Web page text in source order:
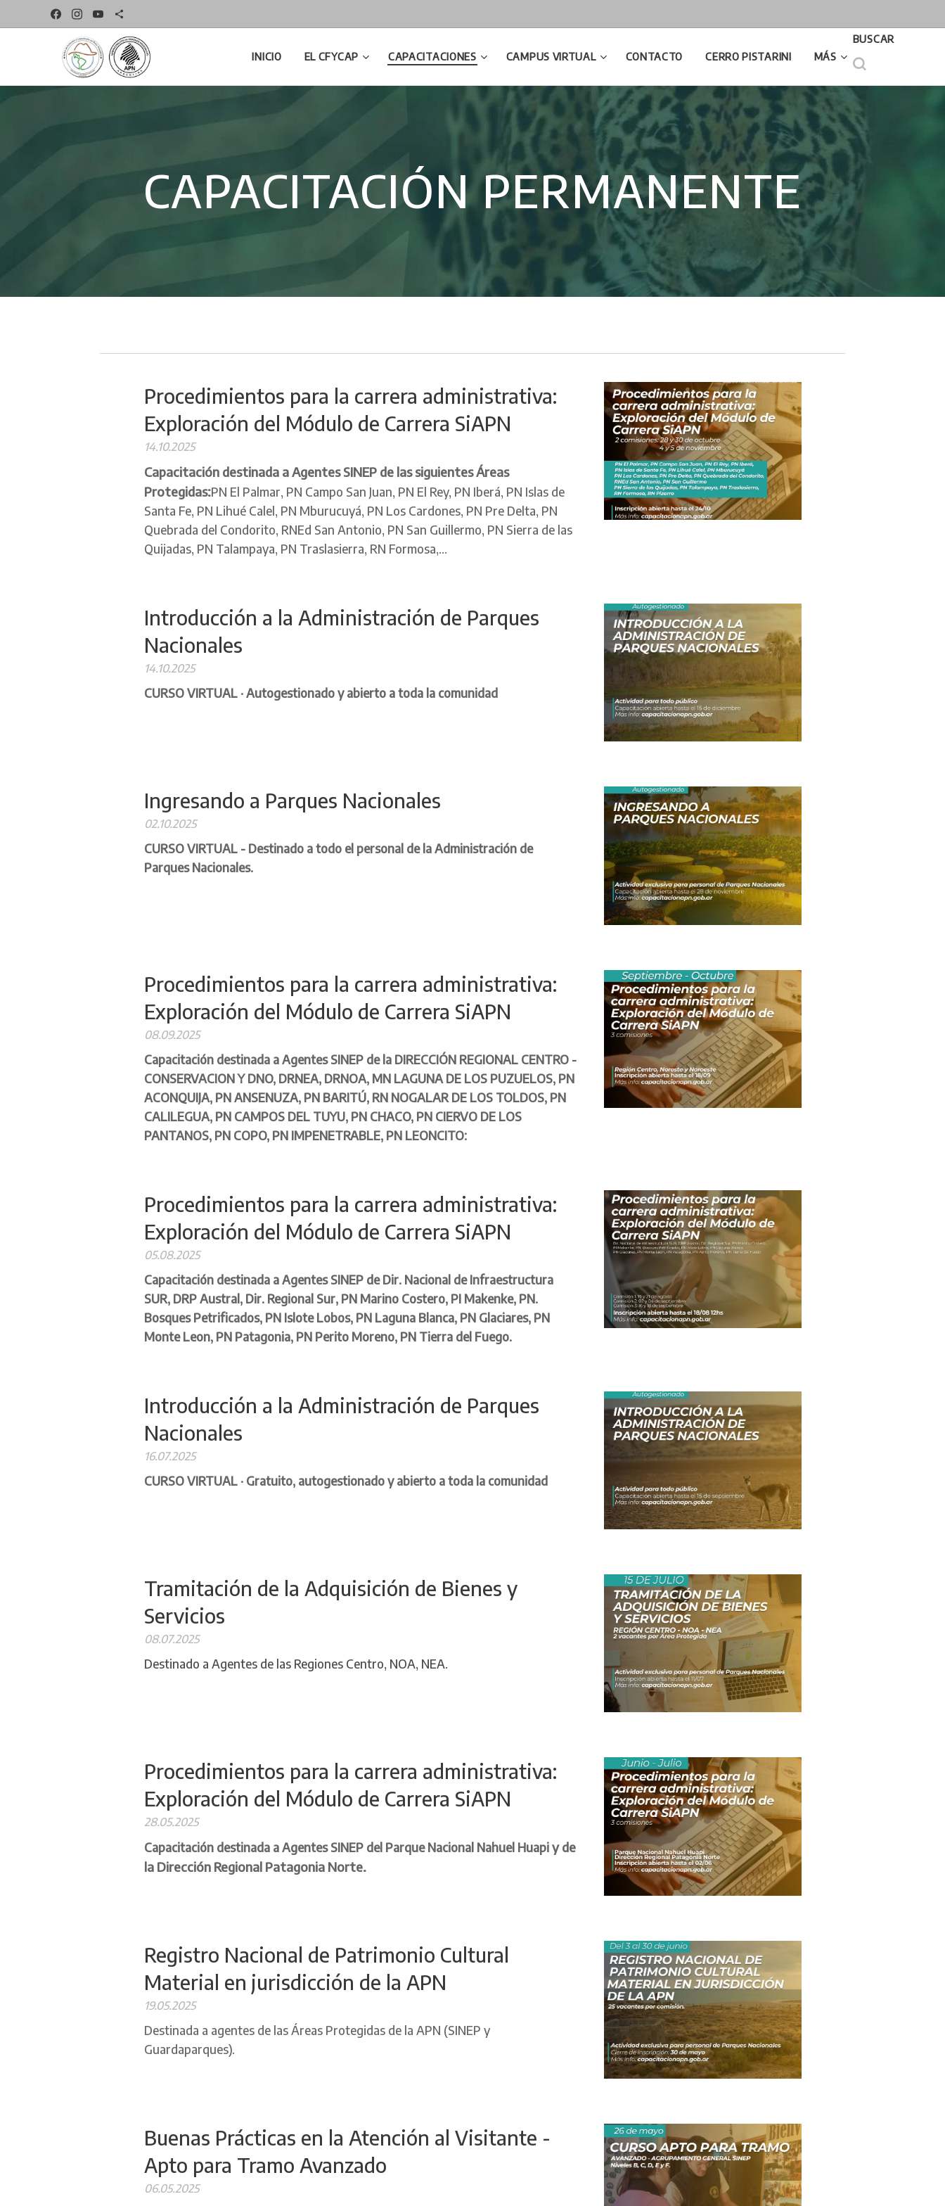
INICIO EL CFYCAP CAPACITACIONES CAMPUS VIRTUAL CONTACTO CERRO PISTARINI MÁS
BUSCAR
CAPACITACIÓN PERMANENTE
Procedimientos para la carrera administrativa:
Exploración del Módulo de Carrera SiAPN
14.10.2025
Capacitación destinada a Agentes SINEP de las siguientes Áreas
Protegidas:PN El Palmar, PN Campo San Juan, PN El Rey, PN Iberá, PN Islas de
Santa Fe, PN Lihué Calel, PN Mburucuyá, PN Los Cardones, PN Pre Delta, PN
Quebrada del Condorito, RNEd San Antonio, PN San Guillermo, PN Sierra de las
Quijadas, PN Talampaya, PN Traslasierra, RN Formosa,...
Introducción a la Administración de Parques
Nacionales
14.10.2025
CURSO VIRTUAL · Autogestionado y abierto a toda la comunidad
Ingresando a Parques Nacionales
02.10.2025
CURSO VIRTUAL - Destinado a todo el personal de la Administración de
Parques Nacionales.
Procedimientos para la carrera administrativa:
Exploración del Módulo de Carrera SiAPN
08.09.2025
Capacitación destinada a Agentes SINEP de la DIRECCIÓN REGIONAL CENTRO -
CONSERVACION Y DNO, DRNEA, DRNOA, MN LAGUNA DE LOS PUZUELOS, PN
ACONQUIJA, PN ANSENUZA, PN BARITÚ, RN NOGALAR DE LOS TOLDOS, PN
CALILEGUA, PN CAMPOS DEL TUYU, PN CHACO, PN CIERVO DE LOS
PANTANOS, PN COPO, PN IMPENETRABLE, PN LEONCITO:
Procedimientos para la carrera administrativa:
Exploración del Módulo de Carrera SiAPN
05.08.2025
Capacitación destinada a Agentes SINEP deDir. Nacional de Infraestructura
SUR, DRP Austral, Dir. Regional Sur, PN Marino Costero, PI Makenke, PN.
Bosques Petrificados, PN Islote Lobos, PN Laguna Blanca, PN Glaciares, PN
Monte Leon, PN Patagonia, PN Perito Moreno, PN Tierra del Fuego.
Introducción a la Administración de Parques
Nacionales
16.07.2025
CURSO VIRTUAL · Gratuito, autogestionado y abierto a toda la comunidad
Tramitación de la Adquisición de Bienes y
Servicios
08.07.2025
Destinado a Agentes de las Regiones Centro, NOA, NEA.
Procedimientos para la carrera administrativa:
Exploración del Módulo de Carrera SiAPN
28.05.2025
Capacitación destinada a Agentes SINEP del Parque Nacional Nahuel Huapiy de
la Dirección Regional Patagonia Norte.
Registro Nacional de Patrimonio Cultural
Material en jurisdicción de la APN
19.05.2025
Destinada a agentes de las Áreas Protegidas de la APN (SINEP y
Guardaparques).
Buenas Prácticas en la Atención al Visitante -
Apto para Tramo Avanzado
06.05.2025